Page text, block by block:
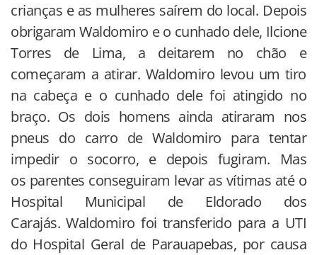
crianças e as mulheres saírem do local. Depois
obrigaram Waldomiro e o cunhado dele, Ilcione
Torres de Lima, a deitarem no chão e
começaram a atirar. Waldomiro levou um tiro
na cabeça e o cunhado dele foi atingido no
braço. Os dois homens ainda atiraram nos
pneus do carro de Waldomiro para tentar
impedir o socorro, e depois fugiram. Mas
os parentes conseguiram levar as vítimas até o
Hospital Municipal de Eldorado dos
Carajás. Waldomiro foi transferido para a UTI
do Hospital Geral de Parauapebas, por causa